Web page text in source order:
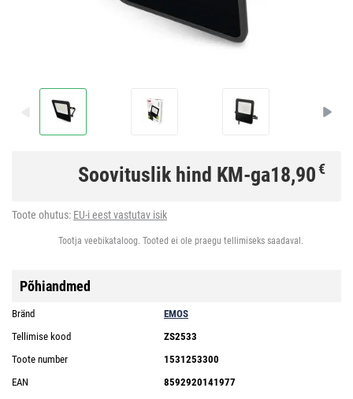
Soovituslik hind KM-ga18,90€
Toote ohutus: EU-i eest vastutav isik
Tootja veebikataloog. Tooted ei ole praegu tellimiseks saadaval.
Põhiandmed
Bränd
EMOS
Tellimise kood
ZS2533
Toote number
1531253300
EAN
8592920141977